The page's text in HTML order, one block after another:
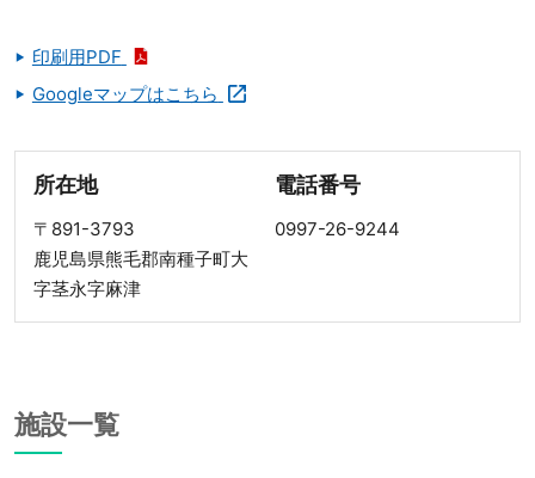
印刷用PDF
Googleマップはこちら
所在地
〒891-3793
鹿児島県熊毛郡南種子町大
字茎永字麻津
電話番号
0997-26-9244
施設一覧